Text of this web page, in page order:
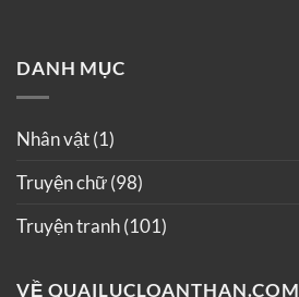
DANH MỤC
Nhân vật(1)
Truyện chữ(98)
Truyện tranh(101)
VỀ QUAILUCLOANTHAN.COM